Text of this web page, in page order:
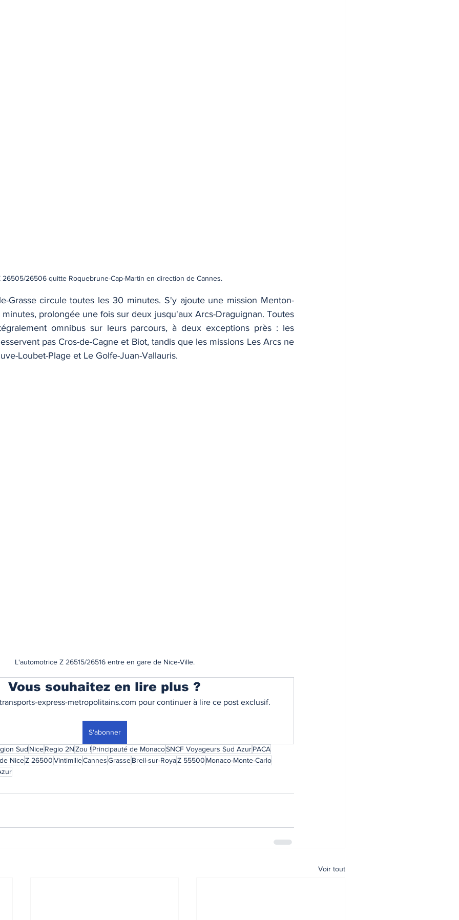
26505/26506 quitte Roquebrune-Cap-Martin en direction de Cannes.
Grasse circule toutes les 30 minutes. S'y ajoute une mission Menton-
prolongée une fois sur deux jusqu'aux Arcs-Draguignan. Toutes
omnibus sur leurs parcours, à deux exceptions près : les
pas Cros-de-Cagne et Biot, tandis que les missions Les Arcs ne
Loubet-Plage et Le Golfe-Juan-Vallauris.
L'automotrice Z 26515/26516 entre en gare de Nice-Ville.
Vous souhaitez en lire plus ?
express-metropolitains.com pour continuer à lire ce post exclusif.
S'abonner
Sud NiceRegio 2NZou !Principauté de MonacoSNCF Voyageurs Sud AzurPACA
NiceZ 26500VintimilleCannesGrasseBreil-sur-RoyaZ 55500 Monaco-Monte-Carlo
Voir tout